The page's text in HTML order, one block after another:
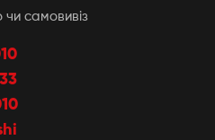
самовивіз